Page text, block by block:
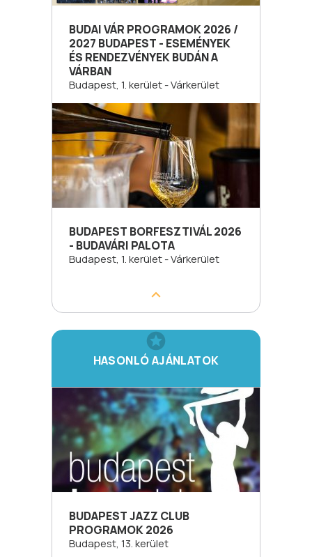
BUDAI VÁR PROGRAMOK 2026 /
2027 BUDAPEST - ESEMÉNYEK
ÉS RENDEZVÉNYEK BUDÁN A
VÁRBAN
Budapest, 1. kerület - Várkerület
BUDAPEST BORFESZTIVÁL 2026
- BUDAVÁRI PALOTA
Budapest, 1. kerület - Várkerület
HASONLÓ AJÁNLATOK
BUDAPEST JAZZ CLUB
PROGRAMOK 2026
Budapest, 13. kerület